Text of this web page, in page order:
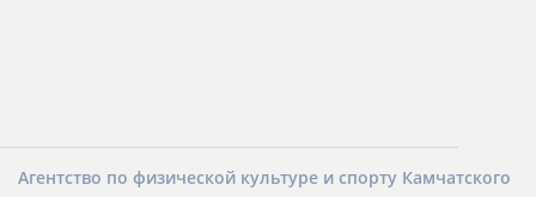
Агентство по физической культуре и спорту Камчатского